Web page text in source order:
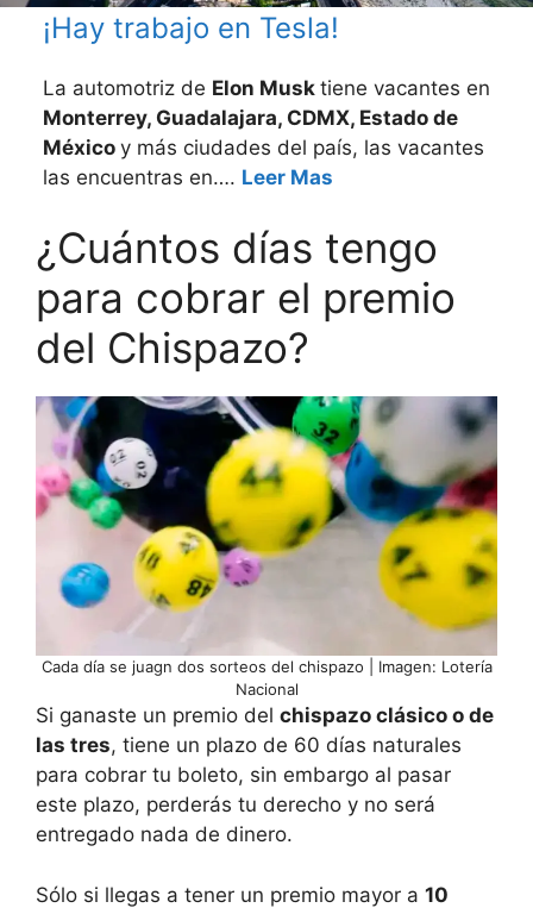
¡Hay trabajo en Tesla!
La automotriz de Elon Musk tiene vacantes en
Monterrey, Guadalajara, CDMX, Estado de
México y más ciudades del país, las vacantes
las encuentras en…. Leer Mas
¿Cuántos días tengo
para cobrar el premio
del Chispazo?
Cada día se juagn dos sorteos del chispazo | Imagen: Lotería
Nacional
Si ganaste un premio del chispazo clásico o de
las tres, tiene un plazo de 60 días naturales
para cobrar tu boleto, sin embargo al pasar
este plazo, perderás tu derecho y no será
entregado nada de dinero.
Sólo si llegas a tener un premio mayor a 10